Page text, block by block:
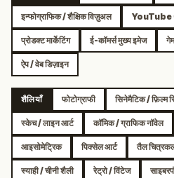
इन्फोग्राफिक / शैक्षिक विज़ुअल YouTube
प्रोडक्ट मार्केटिंग ई-कॉमर्स मुख्य इमेज
ऐप / वेब डिज़ाइन
शैलियाँ फोटोग्राफी सिनेमैटिक / फ़िल्म
स्केच / लाइन आर्ट कॉमिक / ग्राफिक नॉवेल
आइसोमेट्रिक पिक्सेल आर्ट तैल
स्याही / चीनी शैली रेट्रो / विंटेज